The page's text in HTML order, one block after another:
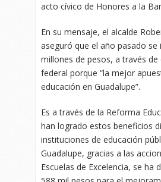
acto cívico de Honores a la
En su mensaje, el alcalde
aseguró que el año pasado se
millones de pesos, a través
federal porque “la mejor
educación en Guadalupe”.
Es a través de la Reforma
han logrado estos beneficios
instituciones de educación
Guadalupe, gracias a las
Escuelas de Excelencia, se ha